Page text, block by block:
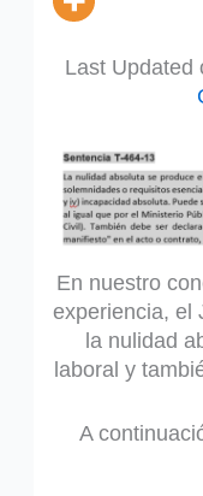
Last Updated
En nuestro
experiencia, el
la nulidad
laboral y
A